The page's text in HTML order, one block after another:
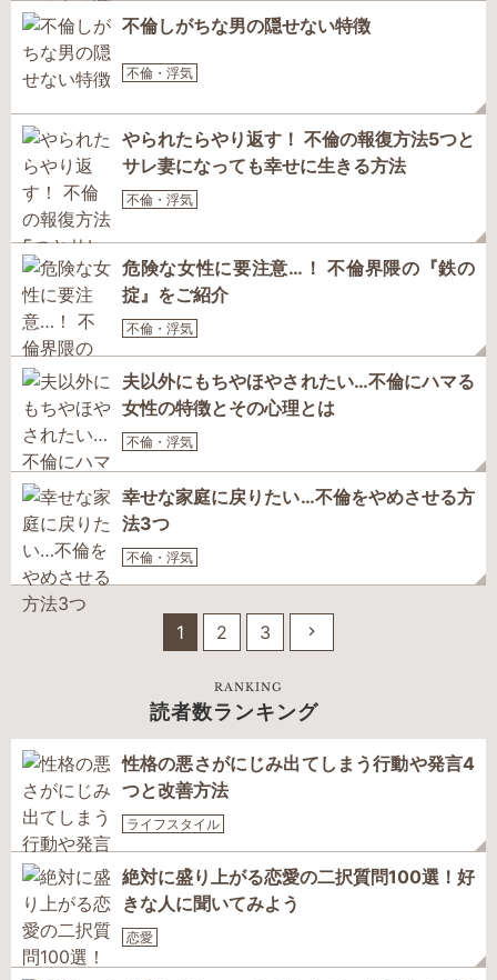
不倫しがちな男の隠せない特徴
不倫・浮気
やられたらやり返す！ 不倫の報復方法5つと
サレ妻になっても幸せに生きる方法
不倫・浮気
危険な女性に要注意…！ 不倫界隈の『鉄の
掟』をご紹介
不倫・浮気
夫以外にもちやほやされたい…不倫にハマる
女性の特徴とその心理とは
不倫・浮気
幸せな家庭に戻りたい…不倫をやめさせる方
法3つ
不倫・浮気
1 2 3
RANKING
読者数ランキング
性格の悪さがにじみ出てしまう行動や発言4
つと改善方法
ライフスタイル
絶対に盛り上がる恋愛の二択質問100選！好
きな人に聞いてみよう
恋愛